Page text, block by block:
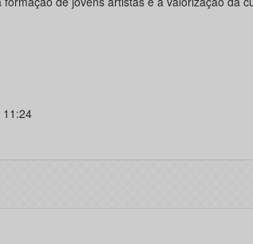
11:24